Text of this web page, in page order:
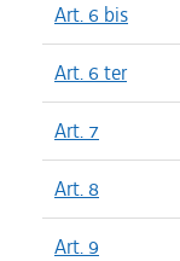
Art. 6 bis
Art. 6 ter
Art. 7
Art. 8
Art. 9